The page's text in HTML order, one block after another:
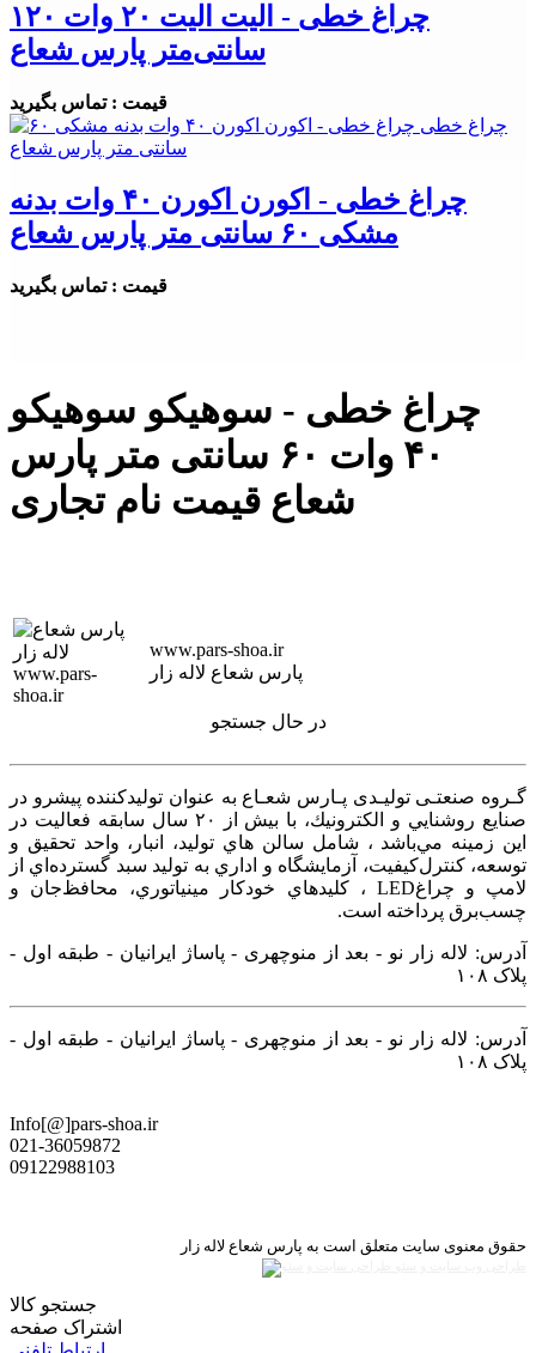
چراغ خطی - الیت الیت ۲۰ وات ۱۲۰
سانتی‌متر پارس شعاع
قیمت : تماس بگیرید
چراغ خطی - اکورن اکورن ۴۰ وات بدنه
مشکی ۶۰ سانتی متر پارس شعاع
قیمت : تماس بگیرید
چراغ خطی - سوهیکو سوهیکو
۴۰ وات ۶۰ سانتی متر پارس
شعاع قیمت نام تجاری
www.pars-shoa.ir
پارس شعاع لاله زار
در حال جستجو
گـروه صنعتـی تولیـدی پـارس شعـاع به عنوان توليدكننده پيشرو در
صنايع روشنايي و الكترونيك، با بيش از ۲۰ سال سابقه فعاليت در
اين زمينه‌ مي‌باشد ، شامل سالن هاي توليد، انبار، واحد تحقيق و
توسعه، كنترل‌كيفيت، آزمايشگاه و اداري به توليد سبد گسترده‌اي از
لامپ و چراغ‌LED ، كليدهاي خودكار مينياتوري، محافظ‌جان و
چسب‌برق پرداخته است.
آدرس: لاله زار نو - بعد از منوچهری - پاساژ ایرانیان - طبقه اول -
پلاک ۱۰۸
آدرس: لاله زار نو - بعد از منوچهری - پاساژ ایرانیان - طبقه اول -
پلاک ۱۰۸
Info[@]pars-shoa.ir
021-36059872
09122988103
حقوق معنوی سایت متعلق است به پارس شعاع لاله زار
جستجو کالا
اشتراک صفحه